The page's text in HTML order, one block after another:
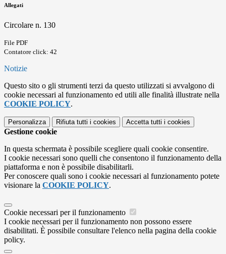
Allegati
Circolare n. 130
File PDF
Contatore click: 42
Notizie
Questo sito o gli strumenti terzi da questo utilizzati si avvalgono di
cookie necessari al funzionamento ed utili alle finalità illustrate nella
COOKIE POLICY.
Personalizza Rifiuta tutti i cookies Accetta tutti i cookies
Gestione cookie
In questa schermata è possibile scegliere quali cookie consentire.
I cookie necessari sono quelli che consentono il funzionamento della
piattaforma e non è possibile disabilitarli.
Per conoscere quali sono i cookie necessari al funzionamento potete
visionare la COOKIE POLICY.
Cookie necessari per il funzionamento
I cookie necessari per il funzionamento non possono essere
disabilitati. È possibile consultare l'elenco nella pagina della cookie
policy.